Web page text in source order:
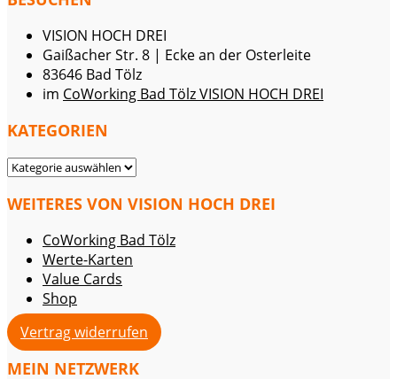
VISION HOCH DREI
Gaißacher Str. 8 | Ecke an der Osterleite
83646 Bad Tölz
im CoWorking Bad Tölz VISION HOCH DREI
KATEGORIEN
KATEGORIEN
WEITERES VON VISION HOCH DREI
CoWorking Bad Tölz
Werte-Karten
Value Cards
Shop
Vertrag widerrufen
MEIN NETZWERK